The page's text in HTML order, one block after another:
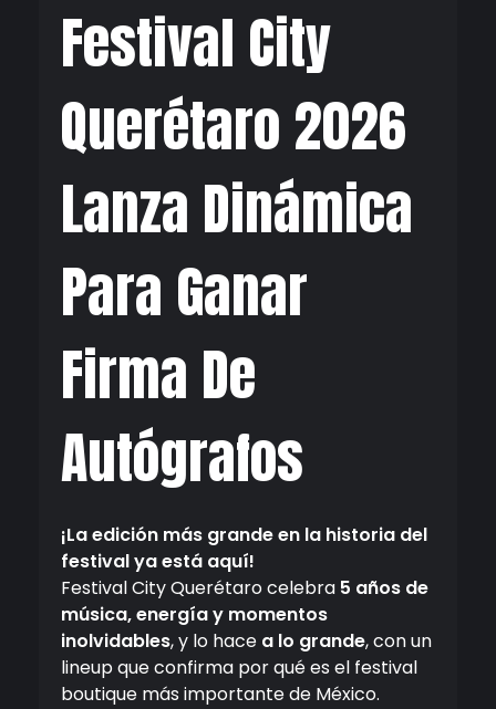
Festival City
Querétaro 2026
Lanza Dinámica
Para Ganar
Firma De
Autógrafos
¡La edición más grande en la historia del
festival ya está aquí!
Festival City Querétaro celebra 5 años de
música, energía y momentos
inolvidables, y lo hace a lo grande, con un
lineup que confirma por qué es el festival
boutique más importante de México.